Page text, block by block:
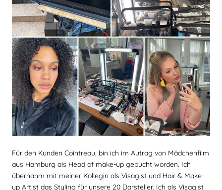
Für den Kunden Cointreau, bin ich im Autrag von Mädchenfilm
aus Hamburg als Head of make-up gebucht worden. Ich
übernahm mit meiner Kollegin als Visagist und Hair & Make-
up Artist das Styling für unsere 20 Darsteller. Ich als Visagist